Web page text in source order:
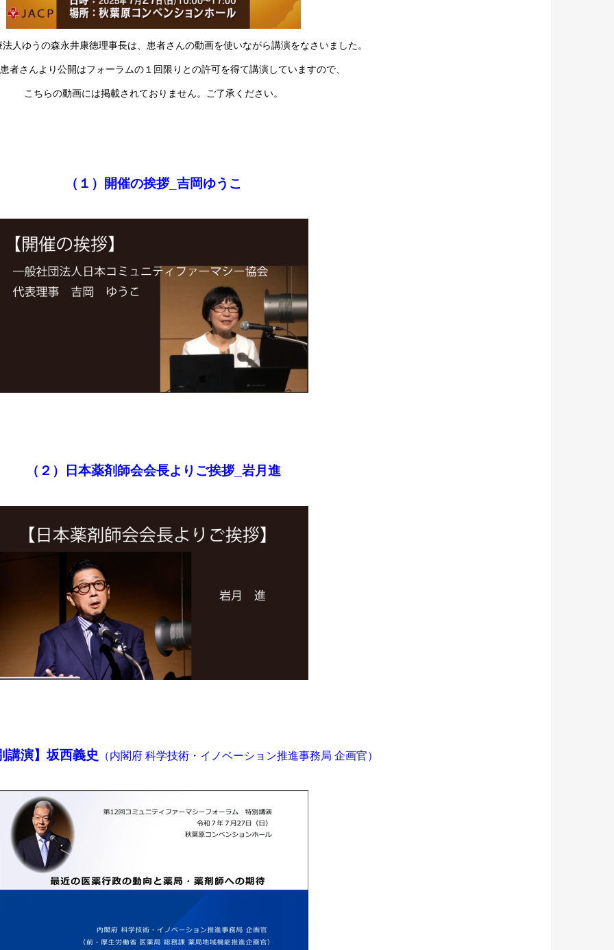
人ゆうの森永井康徳理事長は、患者さんの動画を使いながら講演をなさいました。
者さんより公開はフォーラムの１回限りとの許可を得て講演していますので、
こちらの動画には掲載されておりません。ご了承ください。
（１）開催の挨拶_吉岡ゆうこ
（２）日本薬剤師会会長よりご挨拶_岩月進
講演】坂西義史 （内閣府 科学技術・イノベーション推進事務局 企画官）